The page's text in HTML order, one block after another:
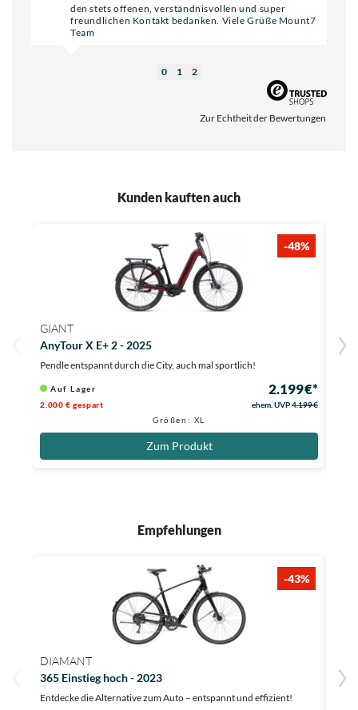
den stets offenen, verständnisvollen und super
freundlichen Kontakt bedanken. Viele Grüße Mount7
Team
0 1 2
Zur Echtheit der Bewertungen
Kunden kauften auch
-48%
GIANT
AnyTour X E+ 2 - 2025
Pendle entspannt durch die City, auch mal sportlich!
Auf Lager 2.199 €*
2.000 € gespart ehem. UVP4.199 €
Größen: XL
Zum Produkt
Empfehlungen
-43%
DIAMANT
365 Einstieg hoch - 2023
Entdecke die Alternative zum Auto – entspannt und effizient!